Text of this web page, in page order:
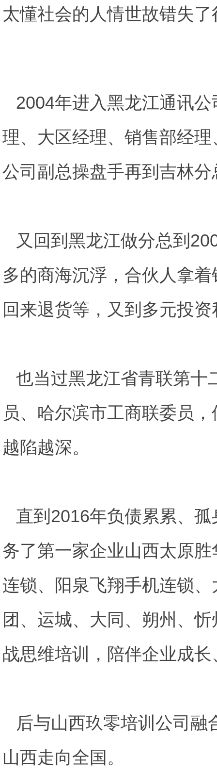
太懂社会的人情世故错失
2004年进入黑龙江通讯
理、大区经理、销售部经
公司副总操盘手再到吉林
又回到黑龙江做分总到
多的商海沉浮，合伙人拿
回来退货等，又到多元投
也当过黑龙江省青联第十
员、哈尔滨市工商联委员
越陷越深。
直到2016年负债累累、
务了第一家企业山西太原
连锁、阳泉飞翔手机连锁
团、运城、大同、朔州、
战思维培训，陪伴企业成
后与山西玖零培训公司
山西走向全国。